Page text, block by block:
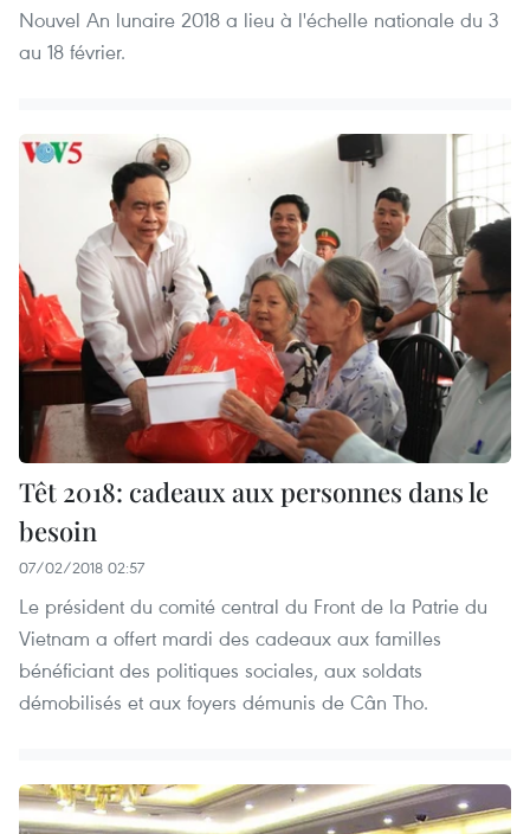
Nouvel An lunaire 2018 a lieu à l'échelle nationale du 3
au 18 février.
Têt 2018: cadeaux aux personnes dans le
besoin
07/02/2018 02:57
Le président du comité central du Front de la Patrie du
Vietnam a offert mardi des cadeaux aux familles
bénéficiant des politiques sociales, aux soldats
démobilisés et aux foyers démunis de Cân Tho.